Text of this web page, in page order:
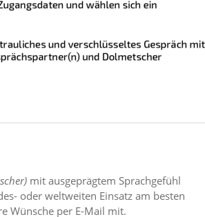
mit ausgeprägtem Sprachgefühl
oder weltweiten Einsatz am besten
Wünsche per E-Mail mit.